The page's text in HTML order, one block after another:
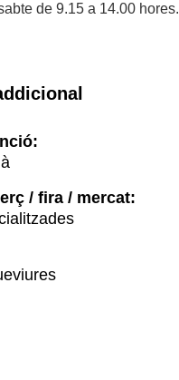
de 9.15 a 14.00 hores.
/ fira / mercat: